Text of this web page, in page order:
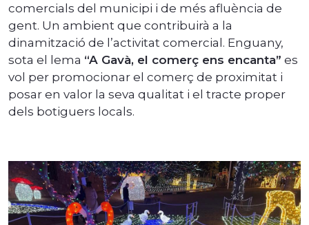
comercials del municipi i de més afluència de
gent. Un ambient que contribuirà a la
dinamització de l’activitat comercial. Enguany,
sota el lema “A Gavà, el comerç ens encanta” es
vol per promocionar el comerç de proximitat i
posar en valor la seva qualitat i el tracte proper
dels botiguers locals.